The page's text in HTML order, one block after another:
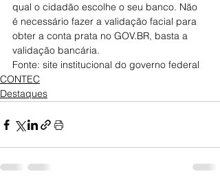
qual o cidadão escolhe o seu banco. Não
é necessário fazer a validação facial para
obter a conta prata no GOV.BR, basta a
validação bancária.
Fonte: site institucional do governo federal
CONTEC
Destaques